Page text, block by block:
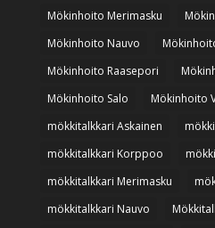
Mökinhoito Merimasku
Mökinhoito Nauvo
Mökinhoito Raasepori
Mökinhoito Salo
Mökinhoito
mökkitalkkari Askainen
mökkitalkkari Korppoo
mökkitalkkari Merimasku
mökkitalkkari Nauvo